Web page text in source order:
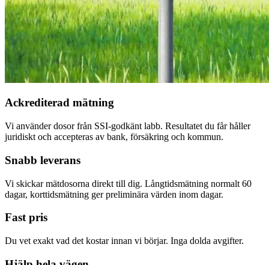
Ackrediterad mätning
Vi använder dosor från SSI-godkänt labb. Resultatet du får håller
juridiskt och accepteras av bank, försäkring och kommun.
Snabb leverans
Vi skickar mätdosorna direkt till dig. Långtidsmätning normalt 60
dagar, korttidsmätning ger preliminära värden inom dagar.
Fast pris
Du vet exakt vad det kostar innan vi börjar. Inga dolda avgifter.